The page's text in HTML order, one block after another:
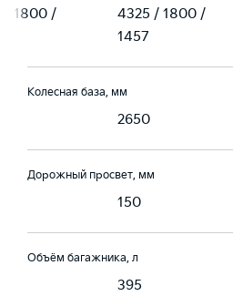
/ 1800 /
4325 / 1800 /
1457
Колесная база, мм
2650
Дорожный просвет, мм
150
Объём багажника, л
395